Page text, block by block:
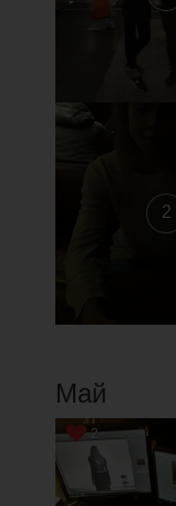
2
Май
2